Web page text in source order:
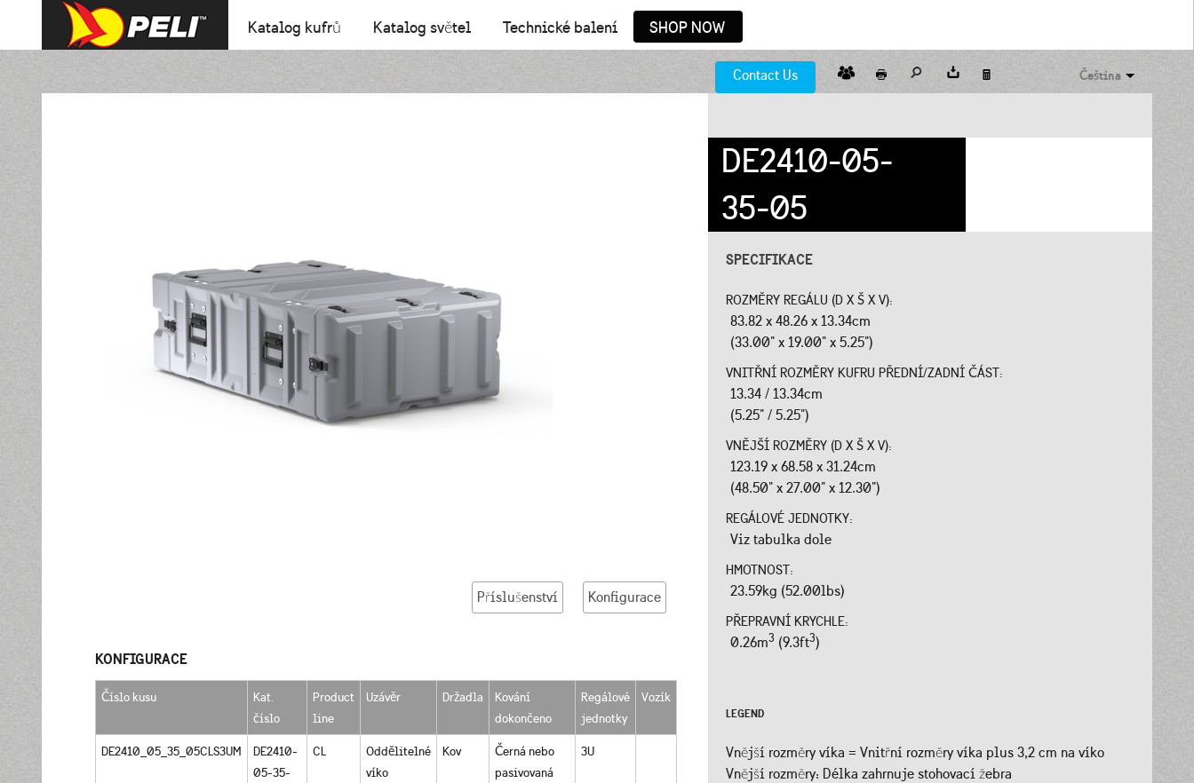
Katalog kufrů Katalog světel Technické balení SHOP NOW
Contact Us Čeština
Příslušenství Konfigurace
KONFIGURACE
Číslo kusu
Kat.
číslo
Product
line
Uzávěr Držadla
Kování
dokončeno
Regálové
jednotky
Vozík
DE2410_05_35_05CLS3UM
DE2410-
05-35-
CL
Oddělitelné
víko
Kov
Černá nebo
pasivovaná
3U
DE2410-05-
35-05
SPECIFIKACE
ROZMĚRY REGÁLU (D X Š X V):
83.82 x 48.26 x 13.34cm
(33.00" x 19.00" x 5.25")
VNITŘNÍ ROZMĚRY KUFRU PŘEDNÍ/ZADNÍ ČÁST:
13.34 / 13.34cm
(5.25" / 5.25")
VNĚJŠÍ ROZMĚRY (D X Š X V):
123.19 x 68.58 x 31.24cm
(48.50" x 27.00" x 12.30")
REGÁLOVÉ JEDNOTKY:
Viz tabulka dole
HMOTNOST:
23.59kg (52.00lbs)
PŘEPRAVNÍ KRYCHLE:
0.26m3 (9.3ft3)
LEGEND
Vnější rozměry víka = Vnitřní rozměry víka plus 3,2 cm na víko
Vnější rozměry: Délka zahrnuje stohovací žebra